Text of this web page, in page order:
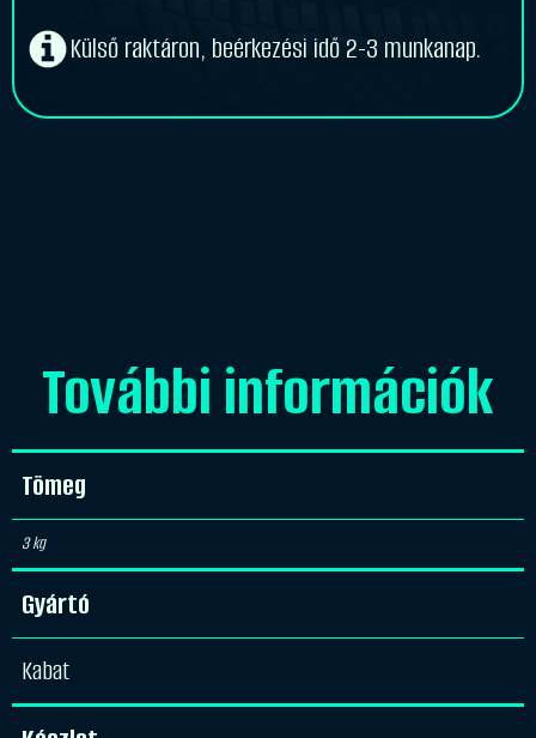
(5/doboz)
(Mg.tömlő)Külső raktáron, beérkezési idő 2-3 munkanap.
További információk
Tömeg
3 kg
Gyártó
Kabat